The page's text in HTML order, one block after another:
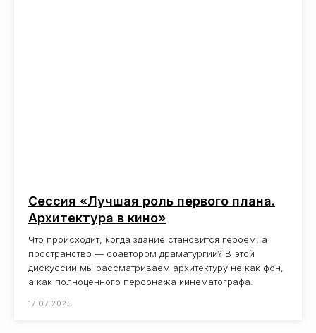
Сессия «Лучшая роль первого плана.
Архитектура в кино»
Что происходит, когда здание становится героем, а
пространство — соавтором драматургии? В этой
дискуссии мы рассматриваем архитектуру не как фон,
а как полноценного персонажа кинематографа.
17.07.2025